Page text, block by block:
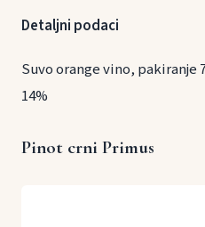
Detaljni podaci
Suvo orange vino,
14%
Pinot crni Primus